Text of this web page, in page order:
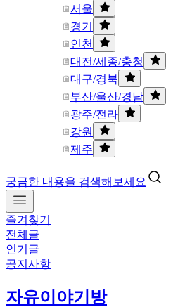
서울
경기
인천
대전/세종/충청
대구/경북
부산/울산/경남
광주/전라
강원
제주
궁금한 내용을 검색해보세요
즐겨찾기
전체글
인기글
공지사항
자유이야기방